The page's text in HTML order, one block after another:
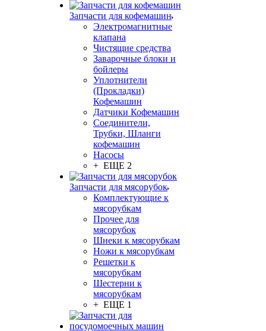
Запчасти для кофемашин
Электромагнитные
клапана
Чистящие средства
Заварочные блоки и
бойлеры
Уплотнители
(Прокладки)
Кофемашин
Датчики Кофемашин
Соединители,
Трубки, Шланги
кофемашин
Насосы
+ ЕЩЕ 2
Запчасти для мясорубок
Комплектующие к
мясорубкам
Прочее для
мясорубок
Шнеки к мясорубкам
Ножи к мясорубкам
Решетки к
мясорубкам
Шестерни к
мясорубкам
+ ЕЩЕ 1